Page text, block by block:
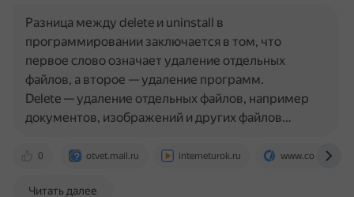
0 otvet.mail.ru interneturok.ru
Разница между delete и uninstall в
программировании заключается в том, что
первое слово означает удаление отдельных
файлов, а второе — удаление программ.
Delete — удаление отдельных файлов, например
документов, изображений и других файлов…
Читать далее